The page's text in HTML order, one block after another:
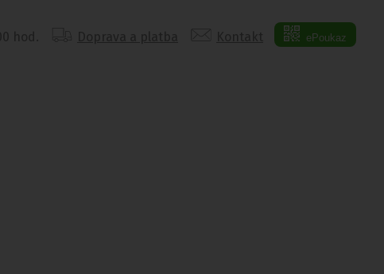
hod. ePoukaz